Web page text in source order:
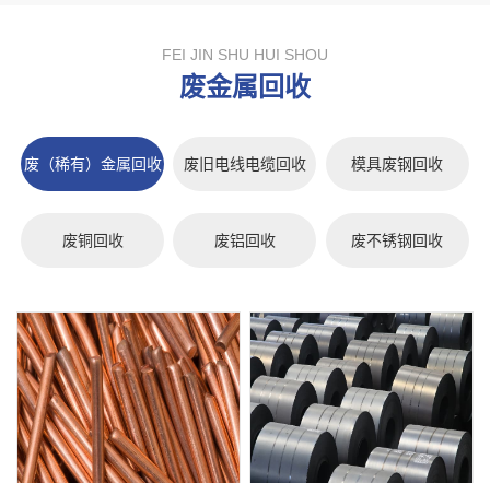
FEI JIN SHU HUI SHOU
废金属回收
废（稀有）金属回收 废旧电线电缆回收 模具废钢回收
废铜回收 废铝回收 废不锈钢回收